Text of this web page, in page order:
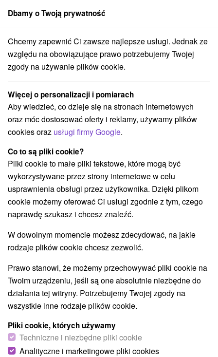
członek grupySorger
Atrakcje na Słowacji Pomniki Malé Karpaty
Pomniki Malé Karpaty
Kategorie
Wszystkie kategorie
Rafting, rafting, rafting(1)
Zamki, pałace, ruiny(14) Sporty
Skanseny (2) Teatry(7)
Miejsca sakralne(9)
Wieże obserwacyjne i chodniki(16)
Obiekty architektoniczne(8) Ośrodek narciarski(2)
Parki miejskie i zamkowe (4) Źródła(3)
Pola golfowe(5) Tory gokartowe(2) Szlaki winne
Túry a turistické chodníky
Jaskinie(3) Tory bobslejowe(1) Kolejki linowe(2)
Atrakcje z adrenaliną(5) Atrakcje turystyczne
Ogrody zoologiczne i fermy zwierząt(3)
Ogrody botaniczne (1)
Jeziora, jeziora, zbiorniki wodne(9) Tarcze(1)
Atrakcje dla dzieci(25) Zabytki techniki
Aquaparki, baseny(5) Planetarium i obserwatorium
Ośrodki i miasteczka dziecięce(1)
Areny laserowe i paintball(2)
Dbamy o Twoją prywatność
Chcemy zapewnić Ci zawsze najlepsze usługi. Jednak ze
względu na obowiązujące prawo potrzebujemy Twojej
zgody na używanie plików cookie.
Więcej o personalizacji i pomiarach
Aby wiedzieć, co dzieje się na stronach internetowych
oraz móc dostosować oferty i reklamy, używamy plików
cookies oraz usługi firmy Google.
Co to są pliki cookie?
Pliki cookie to małe pliki tekstowe, które mogą być
wykorzystywane przez strony internetowe w celu
usprawnienia obsługi przez użytkownika. Dzięki plikom
cookie możemy oferować Ci usługi zgodnie z tym, czego
naprawdę szukasz i chcesz znaleźć.
W dowolnym momencie możesz zdecydować, na jakie
rodzaje plików cookie chcesz zezwolić.
Prawo stanowi, że możemy przechowywać pliki cookie na
Twoim urządzeniu, jeśli są one absolutnie niezbędne do
działania tej witryny. Potrzebujemy Twojej zgody na
wszystkie inne rodzaje plików cookie.
Pliki cookie, których używamy
Techniczne i niezbędne pliki cookie
Analityczne i marketingowe pliki cookies